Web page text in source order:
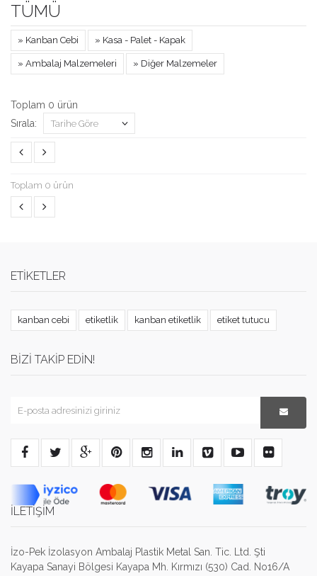
TÜMÜ
» Kanban Cebi » Kasa - Palet - Kapak
» Ambalaj Malzemeleri » Diğer Malzemeler
Toplam 0 ürün
Sırala:
Tarihe Göre
Toplam 0 ürün
ETIKETLER
kanban cebi etiketlik kanban etiketlik etiket tutucu
BIZI TAKIP EDIN!
İLETİŞİM
İzo-Pek İzolasyon Ambalaj Plastik Metal San. Tic. Ltd. Şti
Kayapa Sanayi Bölgesi Kayapa Mh. Kırmızı (530) Cad. No16/A